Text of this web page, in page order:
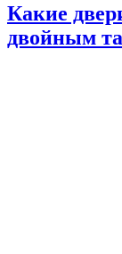
Какие
двойным